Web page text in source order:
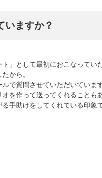
いますか？
」として最初におこなって
から。
で質問させていただいていま
を作って送ってくれることも
手助けをしてくれている印象で